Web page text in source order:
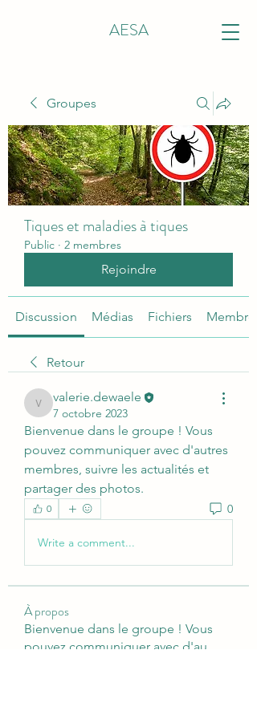
AESA
Groupes
Tiques et maladies à tiques
Public · 2 membres
Rejoindre
Discussion Médias Fichiers Membres
Retour
valerie.dewaele
valerie.dewaele
7 octobre 2023
Bienvenue dans le groupe ! Vous
pouvez communiquer avec d'autres
membres, suivre les actualités et
partager des photos.
0 0
Write a comment...
À propos
Bienvenue dans le groupe ! Vous
pouvez communiquer avec d'au